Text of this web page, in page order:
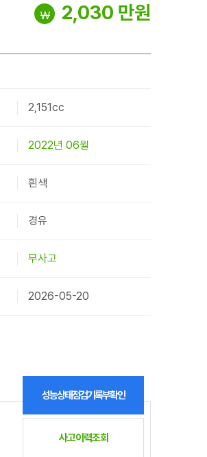
￦ 2,030 만원
2,151cc
2022년 06월
흰색
경유
무사고
2026-05-20
성능상태점검기록부확인
사고이력조회